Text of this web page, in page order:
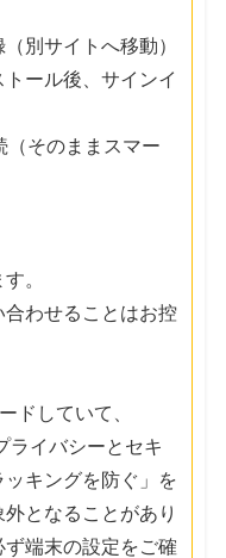
別サイトへ移動）
ール後、サインイ
（そのままスマー
。
わせることはお控
ドしていて、
イバシーとセキ
ッキングを防ぐ」を
となることがあり
端末の設定をご確